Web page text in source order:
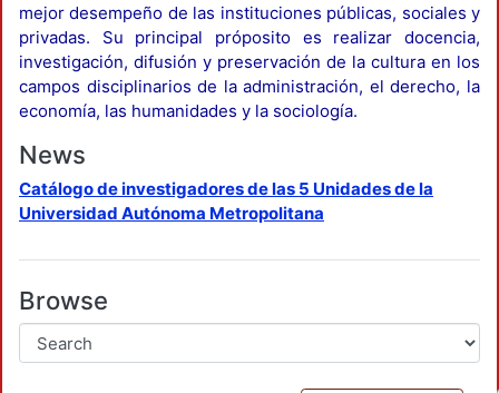
mejor desempeño de las instituciones públicas, sociales y
privadas. Su principal próposito es realizar docencia,
investigación, difusión y preservación de la cultura en los
campos disciplinarios de la administración, el derecho, la
economía, las humanidades y la sociología.
News
Catálogo de investigadores de las 5 Unidades de la
Universidad Autónoma Metropolitana
Browse